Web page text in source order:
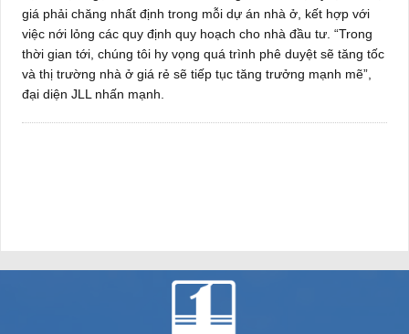
giá phải chăng nhất định trong mỗi dự án nhà ở, kết hợp với
việc nới lỏng các quy định quy hoạch cho nhà đầu tư. “Trong
thời gian tới, chúng tôi hy vọng quá trình phê duyệt sẽ tăng tốc
và thị trường nhà ở giá rẻ sẽ tiếp tục tăng trưởng mạnh mẽ”,
đại diện JLL nhấn mạnh.